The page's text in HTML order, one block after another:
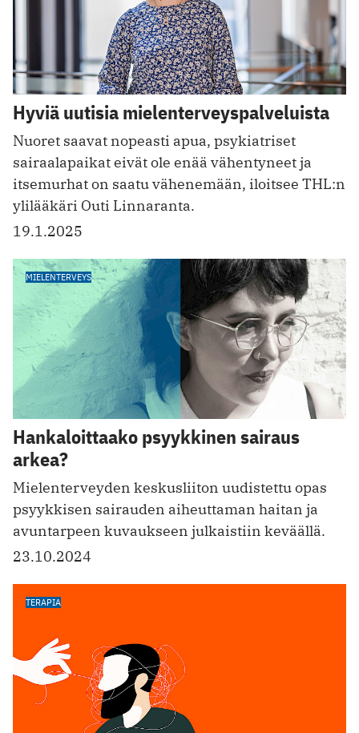
Hyviä uutisia mielenterveyspalveluista
Nuoret saavat nopeasti apua, psykiatriset
sairaalapaikat eivät ole enää vähentyneet ja
itsemurhat on saatu vähenemään, iloitsee THL:n
ylilääkäri Outi Linnaranta.
19.1.2025
MIELENTERVEYS
Hankaloittaako psyykkinen sairaus
arkea?
Mielenterveyden keskusliiton uudistettu opas
psyykkisen sairauden aiheuttaman haitan ja
avuntarpeen kuvaukseen julkaistiin keväällä.
23.10.2024
TERAPIA